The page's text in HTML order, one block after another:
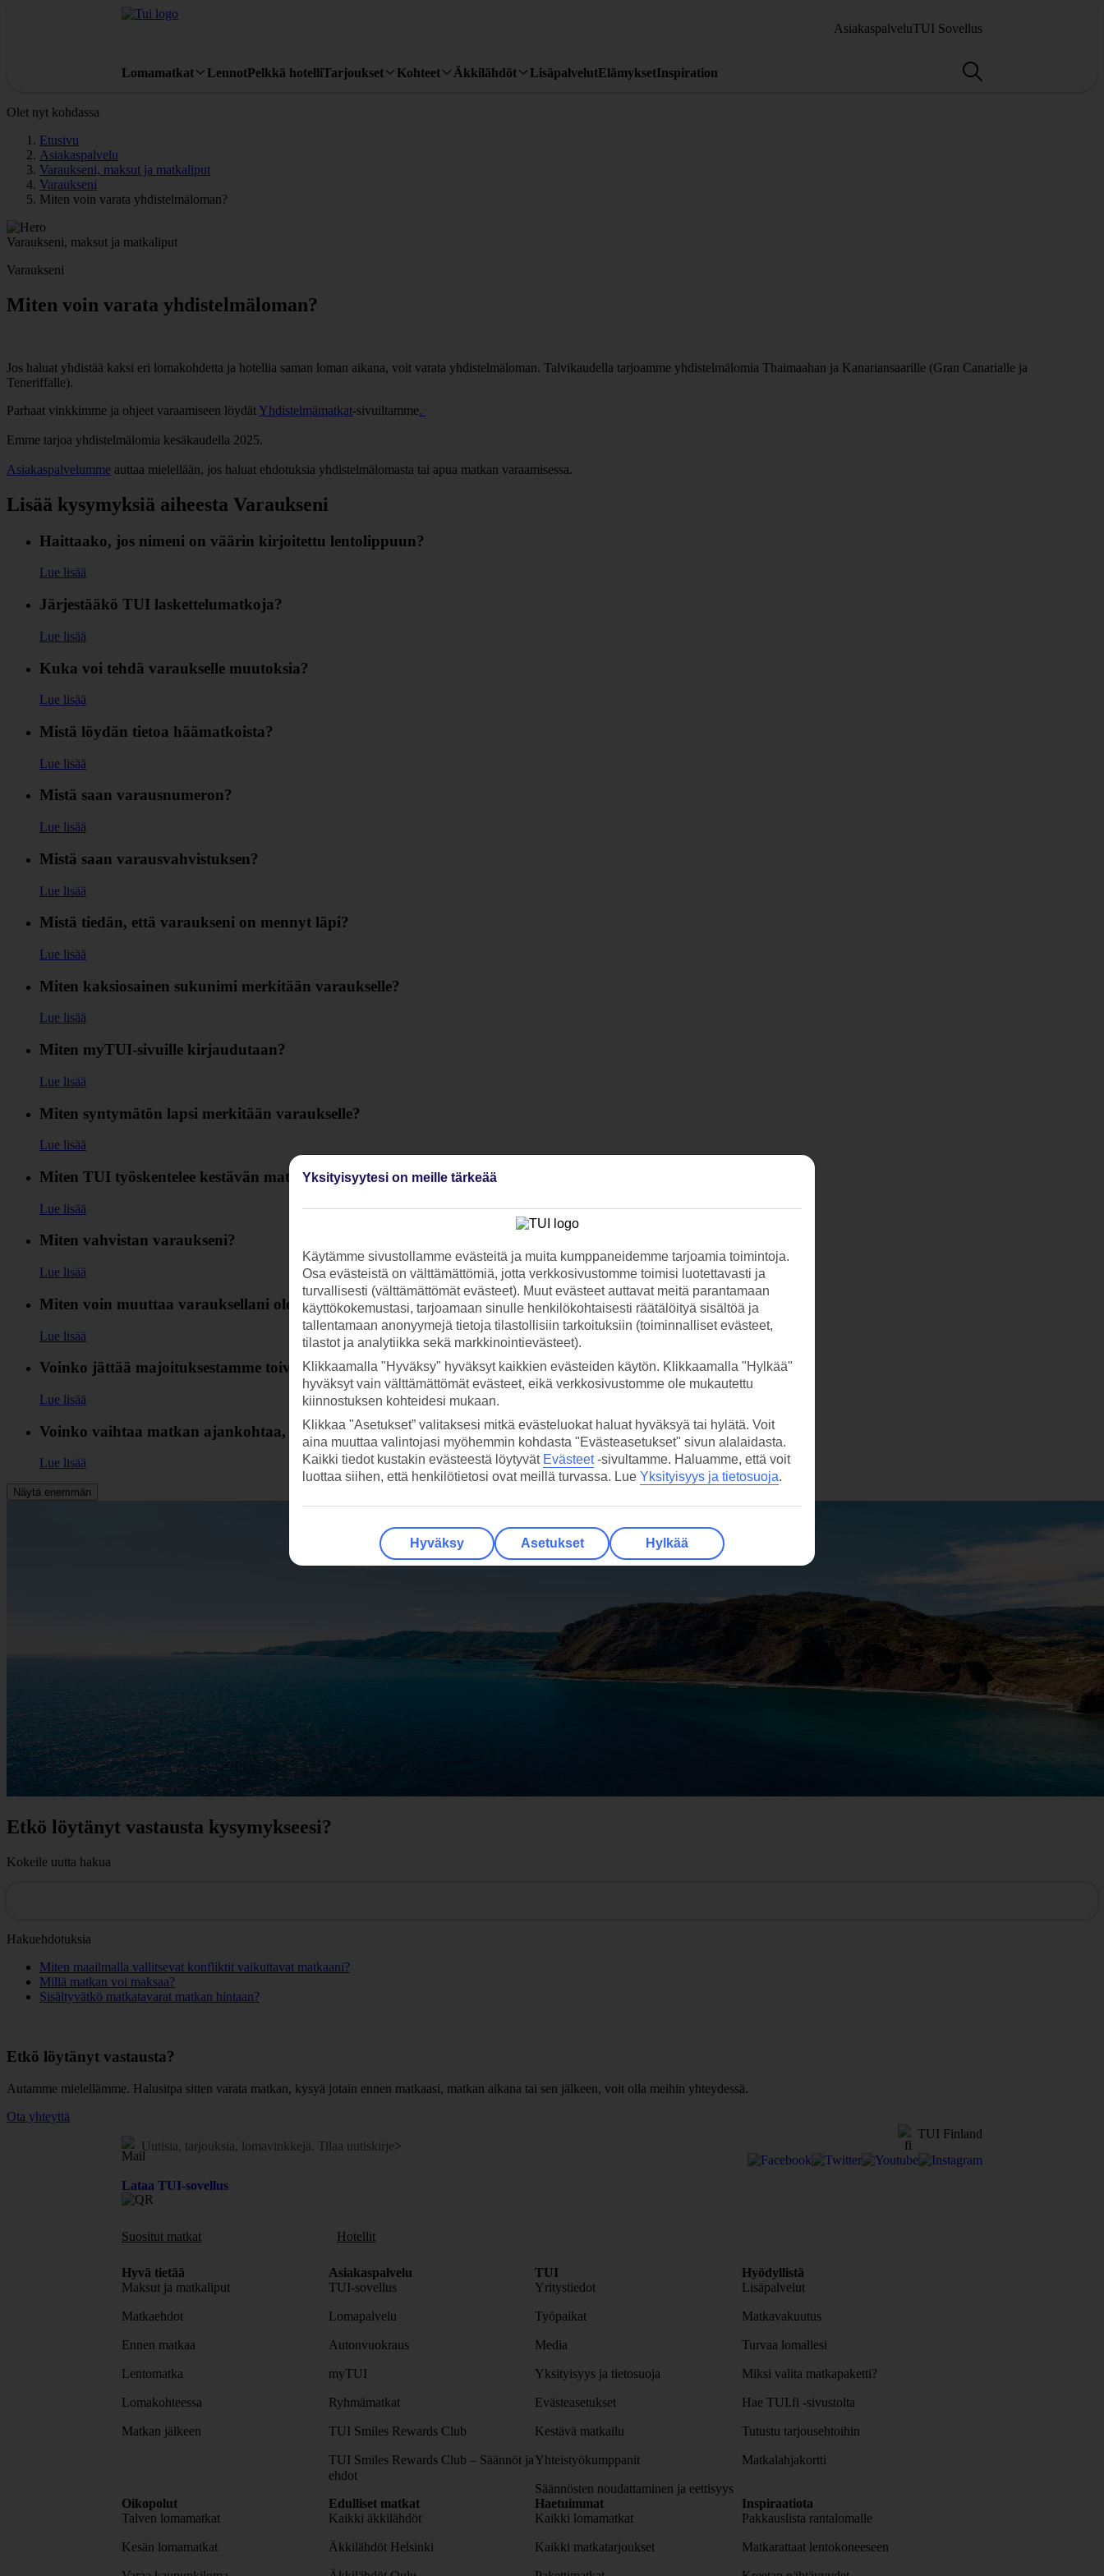
AsiakaspalveluTUI Sovellus
Lomamatkat LennotPelkkä hotelliTarjoukset Kohteet Äkkilähdöt LisäpalvelutElämyksetInspiration
Olet nyt kohdassa
Etusivu
Asiakaspalvelu
Varaukseni, maksut ja matkaliput
Varaukseni
Miten voin varata yhdistelmäloman?
Varaukseni, maksut ja matkaliput
Varaukseni
Miten voin varata yhdistelmäloman?
Jos haluat yhdistää kaksi eri lomakohdetta ja hotellia saman loman aikana, voit varata yhdistelmäloman. Talvikaudella tarjoamme yhdistelmälomia Thaimaahan ja Kanariansaarille (Gran Canarialle ja
Teneriffalle).
Parhaat vinkkimme ja ohjeet varaamiseen löydät Yhdistelmämatkat-sivuiltamme.
Emme tarjoa yhdistelmälomia kesäkaudella 2025.
Asiakaspalvelumme auttaa mielellään, jos haluat ehdotuksia yhdistelmälomasta tai apua matkan varaamisessa.
Lisää kysymyksiä aiheesta Varaukseni
Haittaako, jos nimeni on väärin kirjoitettu lentolippuun?
Lue lisää
Järjestääkö TUI laskettelumatkoja?
Lue lisää
Kuka voi tehdä varaukselle muutoksia?
Lue lisää
Mistä löydän tietoa häämatkoista?
Lue lisää
Mistä saan varausnumeron?
Lue lisää
Mistä saan varausvahvistuksen?
Lue lisää
Mistä tiedän, että varaukseni on mennyt läpi?
Lue lisää
Miten kaksiosainen sukunimi merkitään varaukselle?
Lue lisää
Miten myTUI-sivuille kirjaudutaan?
Lue lisää
Miten syntymätön lapsi merkitään varaukselle?
Lue lisää
Miten TUI työskentelee kestävän matkailun hyväksi?
Lue lisää
Miten vahvistan varaukseni?
Lue lisää
Miten voin muuttaa varauksellani olevia yhteystietoja?
Lue lisää
Voinko jättää majoituksestamme toivomuksen?
Lue lisää
Voinko vaihtaa matkan ajankohtaa, hotellia tai kohdetta?
Lue lisää
Näytä enemmän
Etkö löytänyt vastausta kysymykseesi?
Kokeile uutta hakua
Hakuehdotuksia
Miten maailmalla vallitsevat konfliktit vaikuttavat matkaani?
Millä matkan voi maksaa?
Sisältyvätkö matkatavarat matkan hintaan?
Etkö löytänyt vastausta?
Autamme mielellämme. Halusitpa sitten varata matkan, kysyä jotain ennen matkaasi, matkan aikana tai sen jälkeen, voit olla meihin yhteydessä.
Ota yhteyttä
Uutisia, tarjouksia, lomavinkkejä. Tilaa uutiskirje>
TUI Finland
Lataa TUI-sovellus
Suositut matkat Hotellit
Hyvä tietää
Maksut ja matkaliput
Matkaehdot
Ennen matkaa
Lentomatka
Lomakohteessa
Matkan jälkeen
Asiakaspalvelu
TUI-sovellus
Lomapalvelu
Autonvuokraus
myTUI
Ryhmämatkat
TUI Smiles Rewards Club
TUI Smiles Rewards Club – Säännöt ja
ehdot
TUI
Yritystiedot
Työpaikat
Media
Yksityisyys ja tietosuoja
Evästeasetukset
Kestävä matkailu
Yhteistyökumppanit
Säännösten noudattaminen ja eettisyys
Hyödyllistä
Lisäpalvelut
Matkavakuutus
Turvaa lomallesi
Miksi valita matkapaketti?
Hae TUI.fi -sivustolta
Tutustu tarjousehtoihin
Matkalahjakortti
Oikopolut
Talven lomamatkat
Kesän lomamatkat
Edulliset matkat
Kaikki äkkilähdöt
Äkkilähdöt Helsinki
Haetuimmat
Kaikki lomamatkat
Kaikki matkatarjoukset
Inspiraatiota
Pakkauslista rantalomalle
Matkarattaat lentokoneeseen
Yksityisyytesi on meille tärkeää
Käytämme sivustollamme evästeitä ja muita kumppaneidemme tarjoamia toimintoja.
Osa evästeistä on välttämättömiä, jotta verkkosivustomme toimisi luotettavasti ja
turvallisesti (välttämättömät evästeet). Muut evästeet auttavat meitä parantamaan
käyttökokemustasi, tarjoamaan sinulle henkilökohtaisesti räätälöityä sisältöä ja
tallentamaan anonyymejä tietoja tilastollisiin tarkoituksiin (toiminnalliset evästeet,
tilastot ja analytiikka sekä markkinointievästeet).
Klikkaamalla "Hyväksy" hyväksyt kaikkien evästeiden käytön. Klikkaamalla "Hylkää"
hyväksyt vain välttämättömät evästeet, eikä verkkosivustomme ole mukautettu
kiinnostuksen kohteidesi mukaan.
Klikkaa "Asetukset” valitaksesi mitkä evästeluokat haluat hyväksyä tai hylätä. Voit
aina muuttaa valintojasi myöhemmin kohdasta "Evästeasetukset" sivun alalaidasta.
Kaikki tiedot kustakin evästeestä löytyvät Evästeet-sivultamme. Haluamme, että voit
luottaa siihen, että henkilötietosi ovat meillä turvassa. Lue Yksityisyys ja tietosuoja.
Hyväksy Asetukset Hylkää